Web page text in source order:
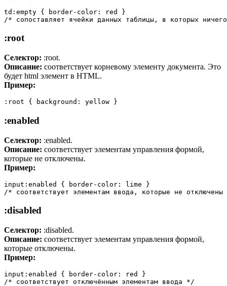
td:empty { border-color: red }
/* сопоставляет ячейки данных таблицы, в которых
:root
Селектор: :root.
Описание: соответствует корневому элементу документа. Это
будет html элемент в HTML.
Пример:
:root { background: yellow }
:enabled
Селектор: :enabled.
Описание: соответствует элементам управления формой,
которые не отключены.
Пример:
input:enabled { border-color: lime }
/* соответствует элементам ввода, которые не
:disabled
Селектор: :disabled.
Описание: соответствует элементам управления формой,
которые отключены.
Пример:
input:enabled { border-color: red }
/* соответствует отключённым элементам ввода */